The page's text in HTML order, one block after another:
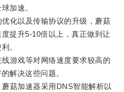
加速。
化以及传输协议的升级，蘑菇
提升5-10倍以上，真正做到让
。
戏等对网络速度要求较高的
解决这些问题。
加速器采用DNS智能解析以